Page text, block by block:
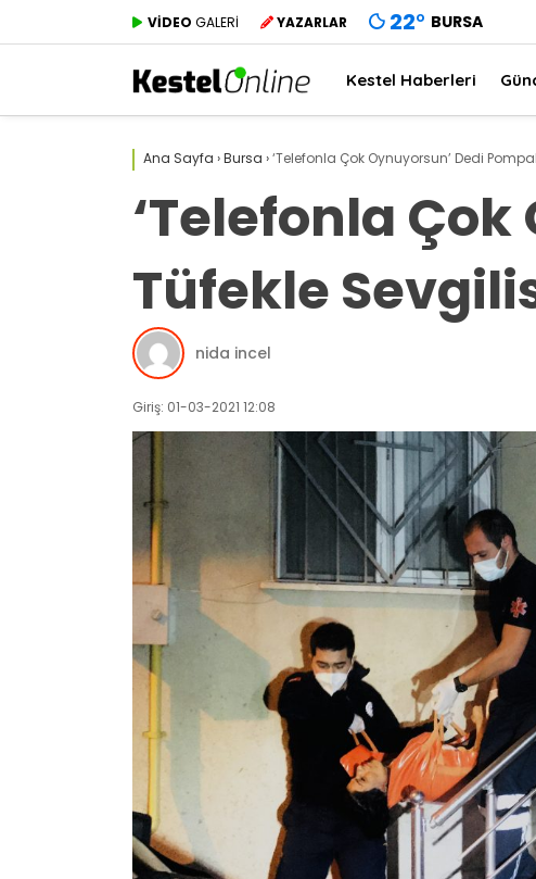
VİDEO GALERİ YAZARLAR 22° BURSA
Kestel Haberleri
Ana Sayfa ›Bursa ›‘Telefonla Çok Oynuyorsun’ Dedi
‘Telefonla
Tüfekle
nida incel
Giriş: 01-03-2021 12:08